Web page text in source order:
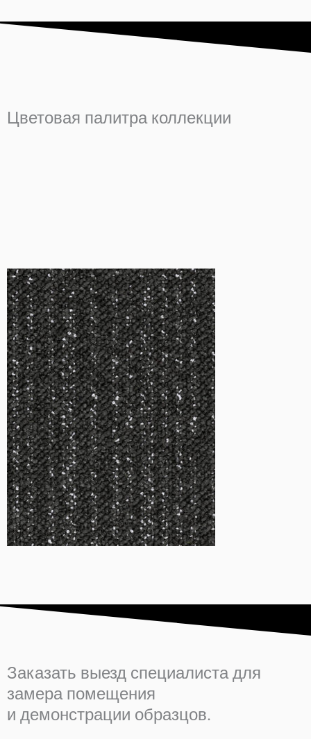
Цветовая палитра коллекции
Заказать выезд специалиста для
замера помещения
и демонстрации образцов.